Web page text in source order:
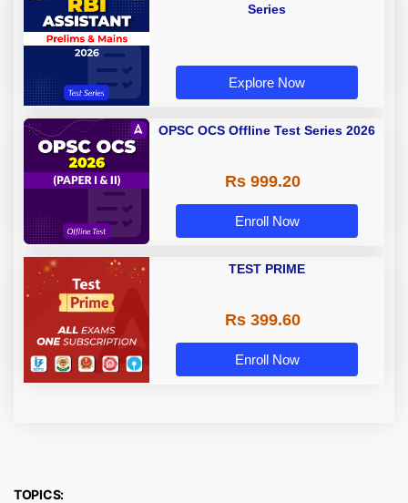
Series
Explore Now
OPSC OCS Offline Test Series 2026
Rs 999.20
Enroll Now
TEST PRIME
Rs 399.60
Enroll Now
TOPICS: